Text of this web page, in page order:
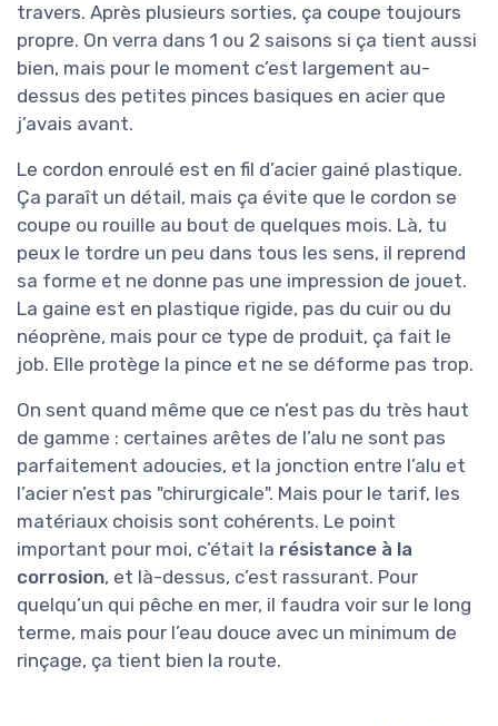
travers. Après plusieurs sorties, ça coupe toujours
propre. On verra dans 1 ou 2 saisons si ça tient aussi
bien, mais pour le moment c’est largement au-
dessus des petites pinces basiques en acier que
j’avais avant.
Le cordon enroulé est en fil d’acier gainé plastique.
Ça paraît un détail, mais ça évite que le cordon se
coupe ou rouille au bout de quelques mois. Là, tu
peux le tordre un peu dans tous les sens, il reprend
sa forme et ne donne pas une impression de jouet.
La gaine est en plastique rigide, pas du cuir ou du
néoprène, mais pour ce type de produit, ça fait le
job. Elle protège la pince et ne se déforme pas trop.
On sent quand même que ce n’est pas du très haut
de gamme : certaines arêtes de l’alu ne sont pas
parfaitement adoucies, et la jonction entre l’alu et
l’acier n’est pas "chirurgicale". Mais pour le tarif, les
matériaux choisis sont cohérents. Le point
important pour moi, c’était la résistance à la
corrosion, et là-dessus, c’est rassurant. Pour
quelqu’un qui pêche en mer, il faudra voir sur le long
terme, mais pour l’eau douce avec un minimum de
rinçage, ça tient bien la route.